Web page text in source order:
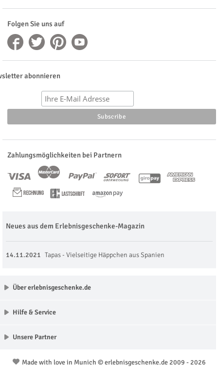
Folgen Sie uns auf
abonnieren
Zahlungsmöglichkeiten bei Partnern
Neues aus dem Erlebnisgeschenke-Magazin
14.11.2021 Tapas - Vielseitige Häppchen aus Spanien
Über erlebnisgeschenke.de
Hilfe & Service
Unsere Partner
Made with love in Munich © erlebnisgeschenke.de 2009 - 2026